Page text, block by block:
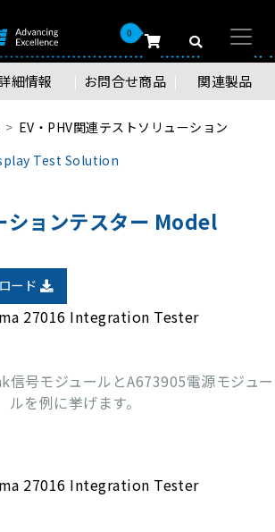
0
細情報 お問合せ商品 関連製品
EV・PHV関連テストソリューション
Test Solution
ションテスター Model
ード
信号モジュールとA673905電源モジュー
ルを例に挙げます。